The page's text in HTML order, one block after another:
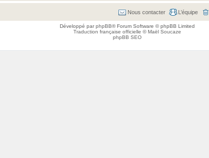
L’équipe
Nous contacter
Développé parphpBB® Forum Software © phpBB Limited
Traduction française officielle ©Maël Soucaze
phpBB SEO